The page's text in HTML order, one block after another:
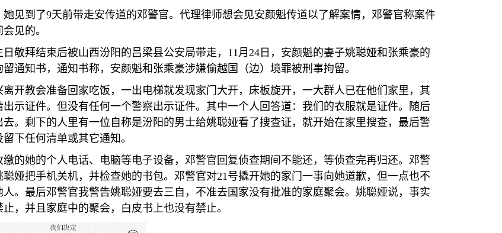
见到了9天前带走安传道的邓警官。代理律师想会见安颜魁传道以了解案情，邓警官称案件
见的。
日敬拜结束后被山西汾阳的吕梁县公安局带走， 11月 24 日，安颜魁的妻子姚聪娅和张乘豪的
留通知书，通知书称，安颜魁和张乘豪涉嫌偷越国（边）境罪被刑事拘留。
开教会准备回家吃饭，一出电梯就发现家门大开，床板旋开，一大群人已在他们家里，其
示证件。但没有任何一个警察出示证件。其中一个人回答道：我们的衣服就是证件。随后
。剩下的人里有一位自称是汾阳的男士给姚聪娅看了搜查证，就开始在家里搜查，最后警
下任何清单或其它通知。
缴的她的个人电话、电脑等电子设备，邓警官回复侦查期间不能还，等侦查完再归还。邓警
娅把手机关机，并检查她的书包。邓警官对21号撬开她的家门一事向她道歉，但一点也不
。最后邓警官我警告姚聪娅要去三自，不准去国家没有批准的家庭聚会。姚聪娅说，事实
，并且家庭中的聚会，白皮书上也没有禁止。